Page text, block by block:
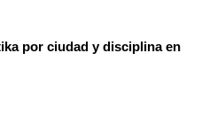
por ciudad y disciplina en